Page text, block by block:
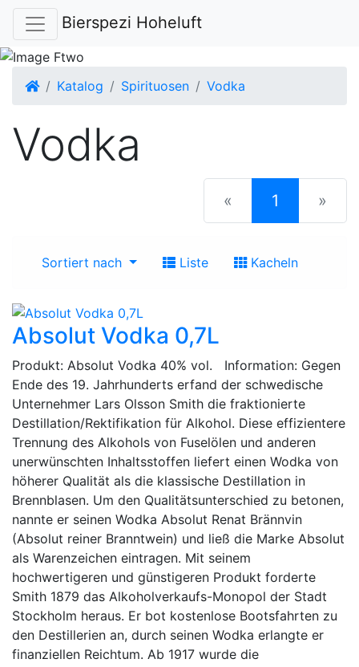
Bierspezi Hoheluft
Startseite
Katalog Spirituosen Vodka
Vodka
« 1 (current)
»
Sortiert nach Liste Kacheln
Absolut Vodka 0,7L
Produkt: Absolut Vodka 40% vol. Information: Gegen
Ende des 19. Jahrhunderts erfand der schwedische
Unternehmer Lars Olsson Smith die fraktionierte
Destillation/Rektifikation für Alkohol. Diese effizientere
Trennung des Alkohols von Fuselölen und anderen
unerwünschten Inhaltsstoffen liefert einen Wodka von
höherer Qualität als die klassische Destillation in
Brennblasen. Um den Qualitätsunterschied zu betonen,
nannte er seinen Wodka Absolut Renat Brännvin
(Absolut reiner Branntwein) und ließ die Marke Absolut
als Warenzeichen eintragen. Mit seinem
hochwertigeren und günstigeren Produkt forderte
Smith 1879 das Alkoholverkaufs-Monopol der Stadt
Stockholm heraus. Er bot kostenlose Bootsfahrten zu
den Destillerien an, durch seinen Wodka erlangte er
finanziellen Reichtum. Ab 1917 wurde die